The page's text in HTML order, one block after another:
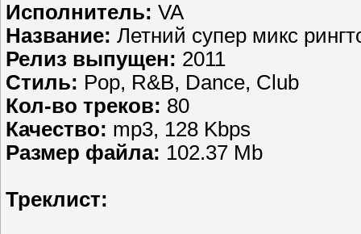
Исполнитель: VA
Название: Летний супер микс
Релиз выпущен: 2011
Стиль: Pop, R&B, Dance, Club
Кол-во треков: 80
Качество: mp3, 128 Kbps
Размер файла: 102.37 Mb
Треклист: